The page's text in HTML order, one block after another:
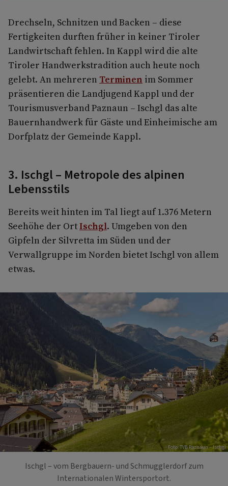
Drechseln, Schnitzen und Backen – diese
Fertigkeiten durften früher in keiner Tiroler
Landwirtschaft fehlen. In Kappl wird die alte
Tiroler Handwerkstradition auch heute noch
gelebt. An mehreren Terminen im Sommer
präsentieren die Landjugend Kappl und der
Tourismusverband Paznaun – Ischgl das alte
Bauernhandwerk für Gäste und Einheimische am
Dorfplatz der Gemeinde Kappl.
3. Ischgl – Metropole des alpinen
Lebensstils
Bereits weit hinten im Tal liegt auf 1.376 Metern
Seehöhe der OrtIschgl. Umgeben von den
Gipfeln der Silvretta im Süden und der
Verwallgruppe im Norden bietet Ischgl von allem
etwas.
Foto: TVB Paznaun – Ischgl
Ischgl – vom Bergbauern- und Schmugglerdorf zum
Internationalen Wintersportort.